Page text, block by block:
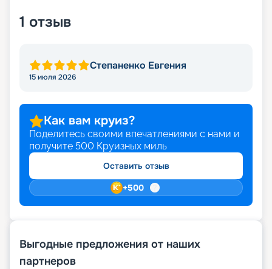
1 отзыв
Степаненко Евгения
15 июля 2026
Как вам круиз?
Поделитесь своими впечатлениями с нами и
получите 500 Круизных миль
Оставить отзыв
+500
Выгодные предложения от наших
партнеров